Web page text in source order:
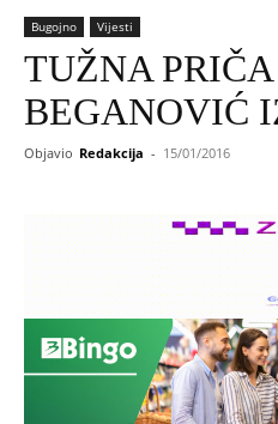
Bugojno Vijesti
TUŽNA
BEGANOVIĆ
Objavio Redakcija - 15/01/2016